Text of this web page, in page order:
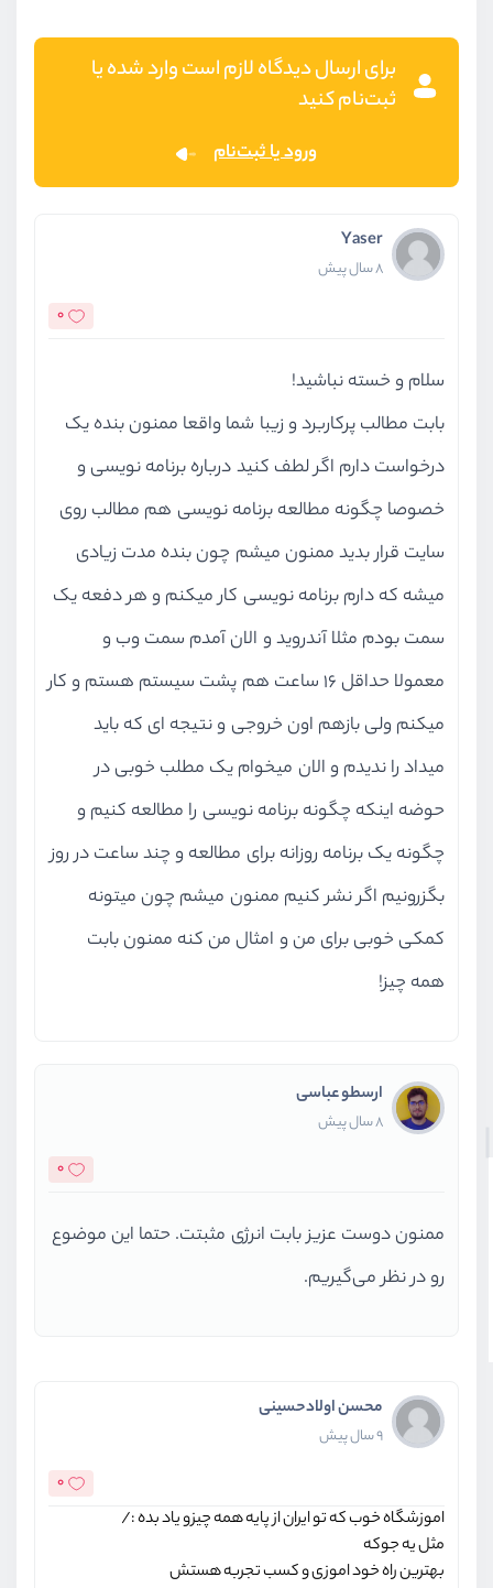
برای ارسال دیدگاه لازم است وارد شده یا
ثبت‌نام کنید
ورود یا ثبت‌نام
Yaser
8 سال پیش
0
سلام و خسته نباشید!
بابت مطالب پرکاربرد و زیبا شما واقعا ممنون بنده یک
درخواست دارم اگر لطف کنید درباره برنامه نویسی و
خصوصا چگونه مطالعه برنامه نویسی هم مطالب روی
سایت قرار بدید ممنون میشم چون بنده مدت زیادی
میشه که دارم برنامه نویسی کار میکنم و هر دفعه یک
سمت بودم مثلا آندروید و الان آمدم سمت وب و
معمولا حداقل ۱۶ ساعت هم پشت سیستم هستم و کار
میکنم ولی بازهم اون خروجی و نتیجه ای که باید
میداد را ندیدم و الان میخوام یک مطلب خوبی در
حوضه اینکه چگونه برنامه نویسی را مطالعه کنیم و
چگونه یک برنامه روزانه برای مطالعه و چند ساعت در روز
بگزرونیم اگر نشر کنیم ممنون میشم چون میتونه
کمکی خوبی برای من و امثال من کنه ممنون بابت
همه چیز!
ارسطو عباسی
8 سال پیش
0
ممنون دوست عزیز بابت انرژی مثبتت. حتما این موضوع
رو در نظر می‌گیریم.
محسن اولادحسینی
9 سال پیش
0
اموزشگاه خوب که تو ایران از پایه همه چیزو یاد بده :/
مثل یه جوکه
بهترین راه خود اموزی و کسب تجربه هستش